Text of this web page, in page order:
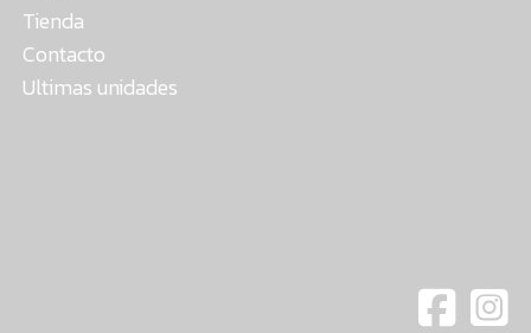
Tienda
Contacto
Ultimas unidades